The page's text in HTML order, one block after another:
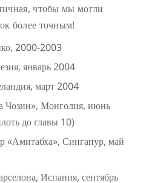
чтобы мы могли
более точным!
2000-2003
январь 2004
март 2004
Чозин», Монголия, июнь
до главы 10)
«Амитабха», Сингапур, май
Испания, сентябрь